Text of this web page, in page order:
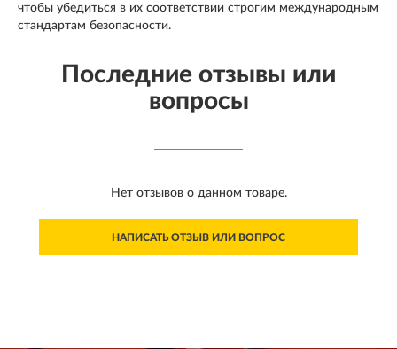
чтобы убедиться в их соответствии строгим международным
стандартам безопасности.
Последние отзывы или
вопросы
Нет отзывов о данном товаре.
НАПИСАТЬ ОТЗЫВ ИЛИ ВОПРОС